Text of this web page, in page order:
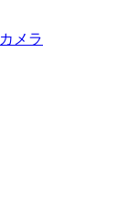
メラ